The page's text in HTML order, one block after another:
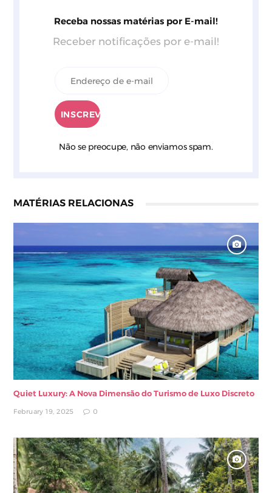
Receba nossas matérias por E-mail!
Receber notificações por e-mail!
Não se preocupe, não enviamos spam.
MATÉRIAS RELACIONAS
Quiet Luxury: A Nova Dimensão do Turismo de Luxo Discreto
February 19, 2025 0